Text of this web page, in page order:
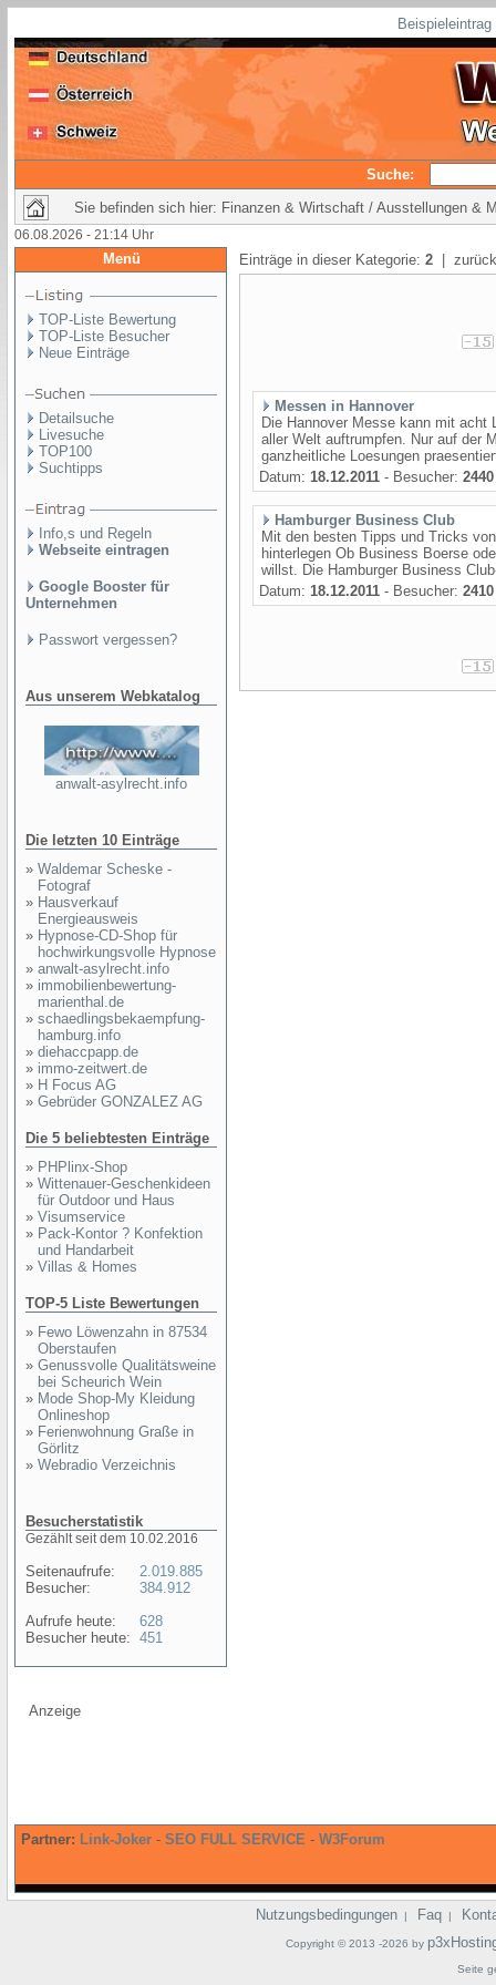
Suche:
Sie befinden sich hier: Finanzen & Wirtschaft / Ausstellungen &
06.08.2026 - 21:14 Uhr
Menü
TOP-Liste Bewertung
TOP-Liste Besucher
Neue Einträge
Detailsuche
Livesuche
TOP100
Suchtipps
Info,s und Regeln
Webseite eintragen
Google Booster für
Unternehmen
Passwort vergessen?
Aus unserem Webkatalog
anwalt-asylrecht.info
Die letzten 10 Einträge
» Waldemar Scheske -
Fotograf
» Hausverkauf
Energieausweis
» Hypnose-CD-Shop für
hochwirkungsvolle Hypnose
» anwalt-asylrecht.info
» immobilienbewertung-
marienthal.de
» schaedlingsbekaempfung-
hamburg.info
» diehaccpapp.de
» immo-zeitwert.de
» H Focus AG
» Gebrüder GONZALEZ AG
Die 5 beliebtesten Einträge
» PHPlinx-Shop
» Wittenauer-Geschenkideen
für Outdoor und Haus
» Visumservice
» Pack-Kontor ? Konfektion
und Handarbeit
» Villas & Homes
TOP-5 Liste Bewertungen
» Fewo Löwenzahn in 87534
Oberstaufen
» Genussvolle Qualitätsweine
bei Scheurich Wein
» Mode Shop-My Kleidung
Onlineshop
» Ferienwohnung Graße in
Görlitz
» Webradio Verzeichnis
Besucherstatistik
Gezählt seit dem 10.02.2016
Seitenaufrufe:
Besucher:
Aufrufe heute:
Besucher heute:
2.019.885
384.912
628
451
Einträge in dieser Kategorie: 2 |
Messen in Hannover
Die Hannover Messe kann mit acht
aller Welt auftrumpfen. Nur auf der
ganzheitliche Loesungen
Datum: 18.12.2011 - Besucher: 2440
Hamburger Business Club
Mit den besten Tipps und Tricks
hinterlegen Ob Business Boerse
willst. Die Hamburger Business
Datum: 18.12.2011 - Besucher: 2410
Anzeige
Partner: Link-Joker - SEO FULL SERVICE - W3Forum
Nutzungsbedingungen | Faq |
Copyright © 2013 -2026 by
Seite